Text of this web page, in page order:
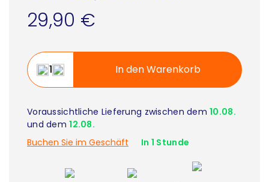
29,90 €
In den Warenkorb
Voraussichtliche Lieferung zwischen dem10.08.
und dem12.08.
Buchen Sie im Geschäft
In 1 Stunde